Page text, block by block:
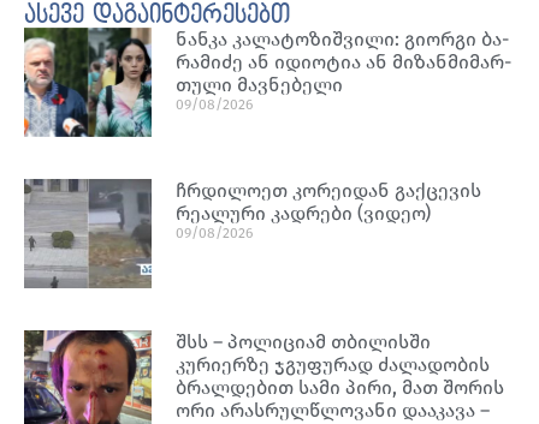
ასევე დაგაინტერესებთ
ნან­კა კა­ლა­ტო­ზიშ­ვი­ლი: გი­ორ­გი ბა­
რა­მი­ძე ან იდი­ო­ტია ან მი­ზან­მი­მარ­
თუ­ლი მავ­ნე­ბე­ლი
09/08/2026
ჩრდილოეთ კორეიდან გაქცევის
რეალური კადრები (ვიდეო)
09/08/2026
შსს – პოლიციამ თბილისში
კურიერზე ჯგუფურად ძალადობის
ბრალდებით სამი პირი, მათ შორის
ორი არასრულწლოვანი დააკავა –